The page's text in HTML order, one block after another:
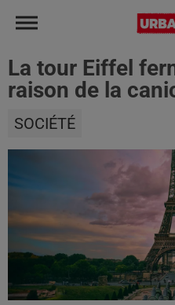
La tour Eiffel
raison de la
SOCIÉTÉ